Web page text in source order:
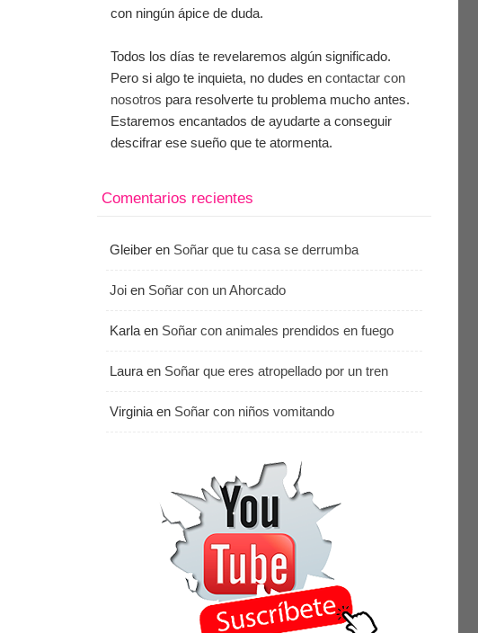
con ningún ápice de duda.
Todos los días te revelaremos algún significado.
Pero si algo te inquieta, no dudes en contactar con
nosotros para resolverte tu problema mucho antes.
Estaremos encantados de ayudarte a conseguir
descifrar ese sueño que te atormenta.
Comentarios recientes
Gleiber en Soñar que tu casa se derrumba
Joi en Soñar con un Ahorcado
Karla en Soñar con animales prendidos en fuego
Laura en Soñar que eres atropellado por un tren
Virginia en Soñar con niños vomitando